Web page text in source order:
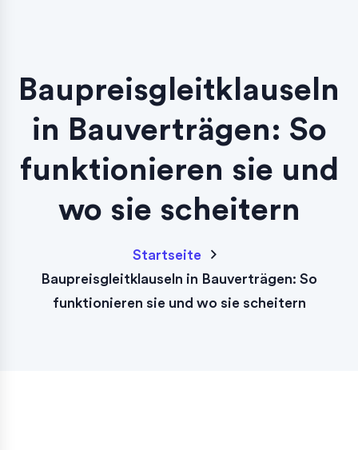
Baupreisgleitklauseln
in Bauverträgen: So
funktionieren sie und
wo sie scheitern
Startseite
Baupreisgleitklauseln in Bauverträgen: So
funktionieren sie und wo sie scheitern